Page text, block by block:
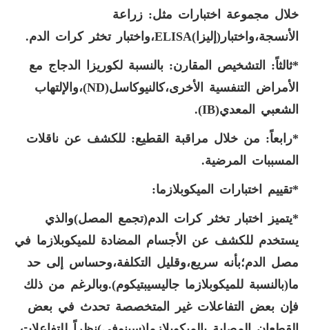
خلال مجموعة اختبارات مثل: زراعة
الأنسجة،واختبار(إليزا)ELISA،واختبار تخثر كرات الدم.
*ثالثاً: التشخيص المقارن: بالنسبة لكوريزا الدجاج مع
الأمراض التنفسية الأخرى،كالنيوكاسل(ND)،والإلتهاب
الشعبي المعدي(IB
).
*رابعاً: من خلال مراقبة القطيع: للكشف عن ناقلات
المسببات المرضية.
*تقييم اختبارات الميكوبلازما:
*يتميز اختبار تخثر كرات الدم(تجمع المصل)والذي
يستخدم للكشف عن الأجسام المضادة للميكوبلازما في
مصل الدم؛بأنه سريع،وقليل التكلفة،وحساس إلى حد
ما(بالنسبة للميكوبلازما جاليسيبتيكوم).وبالرغم من ذلك
فإن بعض التفاعلات غير المتخصصة تحدث في بعض